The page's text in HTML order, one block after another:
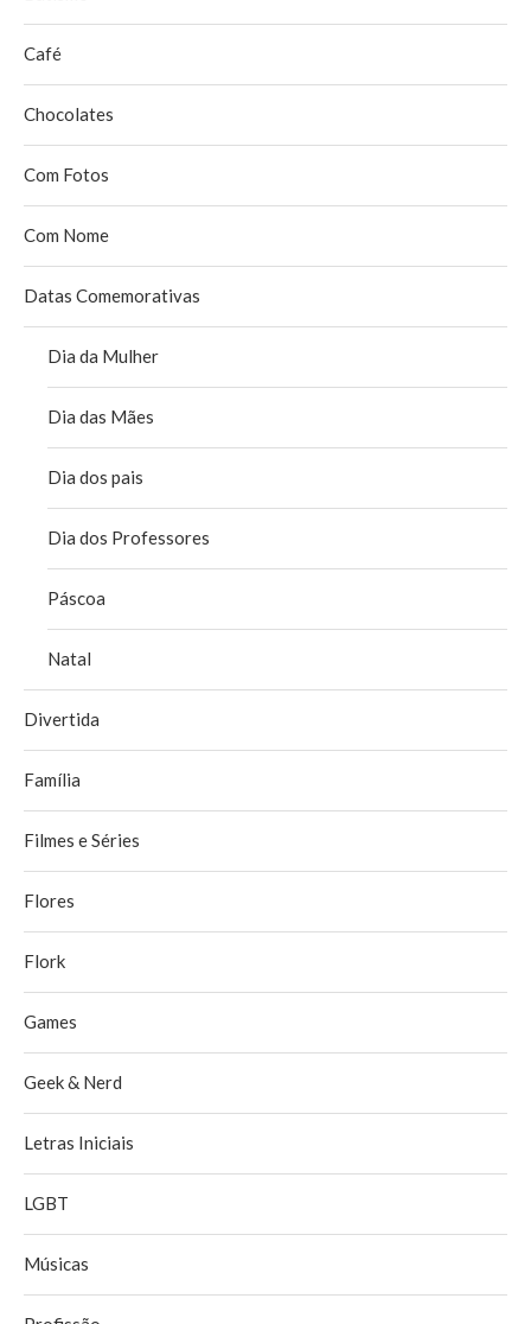
Café
Chocolates
Com Fotos
Com Nome
Datas Comemorativas
Dia da Mulher
Dia das Mães
Dia dos pais
Dia dos Professores
Páscoa
Natal
Divertida
Família
Filmes e Séries
Flores
Flork
Games
Geek & Nerd
Letras Iniciais
LGBT
Músicas